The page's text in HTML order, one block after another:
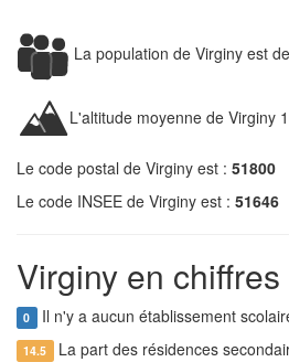
La population de Virginy est de
L'altitude moyenne de Virginy
Le code postal de Virginy est : 51800
Le code INSEE de Virginy est : 51646
Virginy en chiffres
0 Il n'y a aucun établissement
14.5 La part des résidences